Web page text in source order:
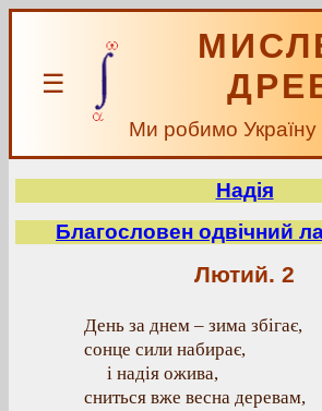
☰
Ми робимо Україну
Надія
Благословен одвічний
Лютий. 2
День за днем – зима збігає,
сонце сили набирає,
і надія ожива,
сниться вже весна деревам,